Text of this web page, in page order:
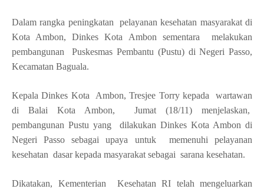
Dalam rangka peningkatan
pelayanan kesehatan masyarakat di
Kota Ambon, Dinkes Kota Ambon sementara
melakukan
pembangunan
Puskesmas Pembantu (Pustu) di Negeri Passo,
Kecamatan Baguala.
Kepala Dinkes Kota Ambon, Tresjee Torry kepada
wartawan
di Balai Kota Ambon,
Jumat (18/11) menjelaskan,
pembangunan Pustu yang
dilakukan Dinkes Kota Ambon di
Negeri Passo sebagai upaya untuk
memenuhi pelayanan
kesehatan dasar kepada masyarakat sebagai sarana kesehatan.
Dikatakan, Kementerian
Kesehatan RI telah mengeluarkan